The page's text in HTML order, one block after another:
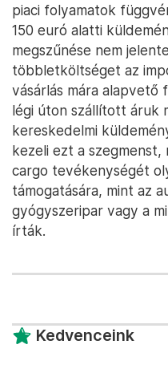
piaci folyamatok
150 euró alatti
megszűnése nem
többletköltséget az
vásárlás mára alapvető
légi úton szállított áruk
kereskedelmi
kezeli ezt a
cargo tevékenységét
támogatására, mint az
gyógyszeripar vagy a
írták.
Kedvenceink